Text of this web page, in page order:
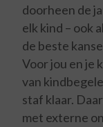
doorheen de
elk kind – ook
de beste
Voor jou en je
van
staf klaar.
met externe